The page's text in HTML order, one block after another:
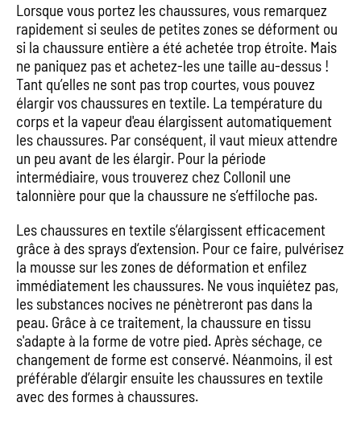
Lorsque vous portez les chaussures, vous remarquez
rapidement si seules de petites zones se déforment ou
si la chaussure entière a été achetée trop étroite. Mais
ne paniquez pas et achetez-les une taille au-dessus !
Tant qu’elles ne sont pas trop courtes, vous pouvez
élargir vos chaussures en textile. La température du
corps et la vapeur d'eau élargissent automatiquement
les chaussures. Par conséquent, il vaut mieux attendre
un peu avant de les élargir. Pour la période
intermédiaire, vous trouverez chez Collonil une
talonnière pour que la chaussure ne s’effiloche pas.
Les chaussures en textile s‘élargissent efficacement
grâce à des sprays d‘extension. Pour ce faire, pulvérisez
la mousse sur les zones de déformation et enfilez
immédiatement les chaussures. Ne vous inquiétez pas,
les substances nocives ne pénètreront pas dans la
peau. Grâce à ce traitement, la chaussure en tissu
s'adapte à la forme de votre pied. Après séchage, ce
changement de forme est conservé. Néanmoins, il est
préférable d’élargir ensuite les chaussures en textile
avec des formes à chaussures.